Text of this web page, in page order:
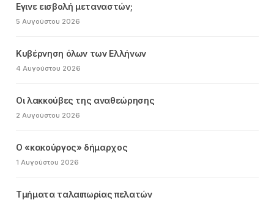
Εγινε εισβολή μεταναστών;
5 Αυγούστου 2026
Κυβέρνηση όλων των Ελλήνων
4 Αυγούστου 2026
Οι λακκούβες της αναθεώρησης
2 Αυγούστου 2026
Ο «κακούργος» δήμαρχος
1 Αυγούστου 2026
Τμήματα ταλαιπωρίας πελατών